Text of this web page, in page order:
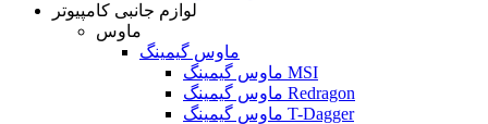
لوازم جانبی کامپیوتر
ماوس
ماوس گیمینگ
ماوس گیمینگ MSI
ماوس گیمینگ Redragon
ماوس گیمینگ T-Dagger